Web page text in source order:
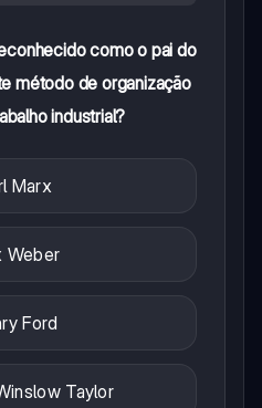
como o pai do
método de organização
industrial?
Marx
Weber
Ford
Taylor